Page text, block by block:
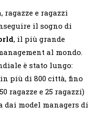
e ragazzi
il sogno di
, il più grande
al mondo.
è stato lungo:
più di 800 città, fino
ragazze e 25 ragazzi)
dai model managers di